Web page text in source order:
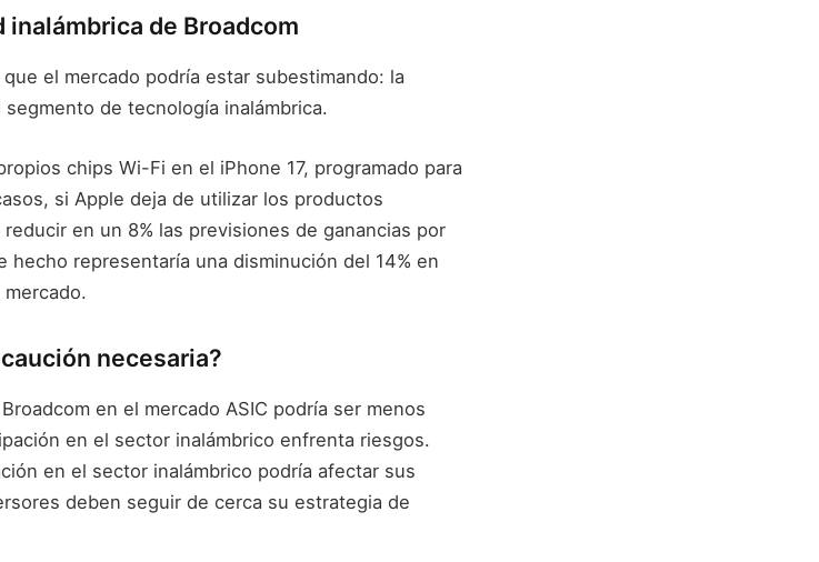
de Broadcom
el mercado podría estar subestimando: la
de tecnología inalámbrica.
chips Wi-Fi en el iPhone 17, programado para
si Apple deja de utilizar los productos
en un 8% las previsiones de ganancias por
hecho representaría una disminución del 14% en
necesaria?
en el mercado ASIC podría ser menos
en el sector inalámbrico enfrenta riesgos.
en el sector inalámbrico podría afectar sus
deben seguir de cerca su estrategia de